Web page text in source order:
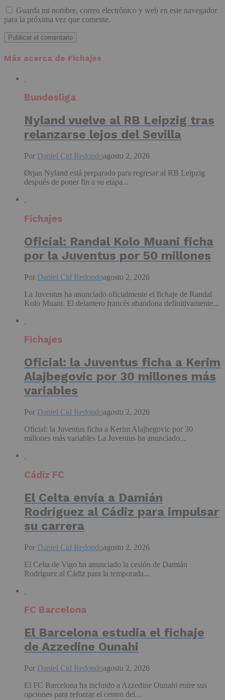
Guarda mi nombre, correo electrónico y web en este navegador
para la próxima vez que comente.
Más acerca de Fichajes
Bundesliga
Nyland vuelve al RB Leipzig tras
relanzarse lejos del Sevilla
Por Daniel Cid Redondoagosto 2, 2026
Ørjan Nyland está preparado para regresar al RB Leipzig
después de poner fin a su etapa...
Fichajes
Oficial: Randal Kolo Muani ficha
por la Juventus por 50 millones
Por Daniel Cid Redondoagosto 2, 2026
La Juventus ha anunciado oficialmente el fichaje de Randal
Kolo Muani. El delantero francés abandona definitivamente...
Fichajes
Oficial: la Juventus ficha a Kerim
Alajbegovic por 30 millones más
variables
Por Daniel Cid Redondoagosto 2, 2026
Oficial: la Juventus ficha a Kerim Alajbegovic por 30
millones más variables La Juventus ha anunciado...
Cádiz FC
El Celta envía a Damián
Rodríguez al Cádiz para impulsar
su carrera
Por Daniel Cid Redondoagosto 2, 2026
El Celta de Vigo ha anunciado la cesión de Damián
Rodríguez al Cádiz para la temporada...
FC Barcelona
El Barcelona estudia el fichaje
de Azzedine Ounahi
Por Daniel Cid Redondoagosto 2, 2026
El FC Barcelona ha incluido a Azzedine Ounahi entre sus
opciones para reforzar el centro del...